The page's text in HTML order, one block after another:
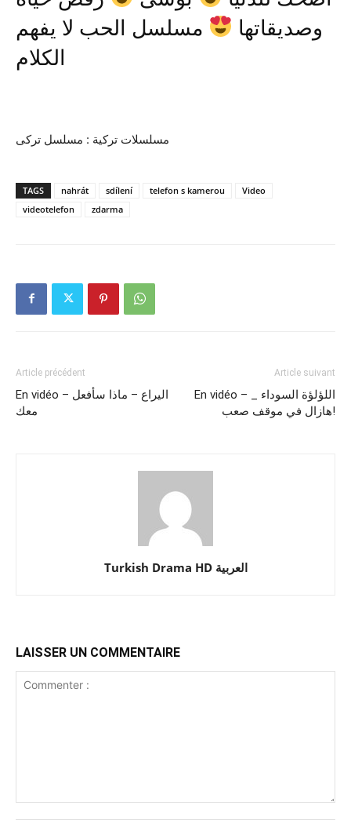
وصديقاتها
مسلسل الحب لا يفهم
الكلام
مسلسلات تركية : مسلسل تركى
TAGS nahrát sdílení telefon s kamerou
Video
videotelefon
zdarma
Article précédent
En vidéo – اليراع – ماذا سأفعل
معك
Article suivant
En vidéo – اللؤلؤة السوداء _
هازال في موقف صعب!
Turkish Drama HD العربية
LAISSER UN COMMENTAIRE